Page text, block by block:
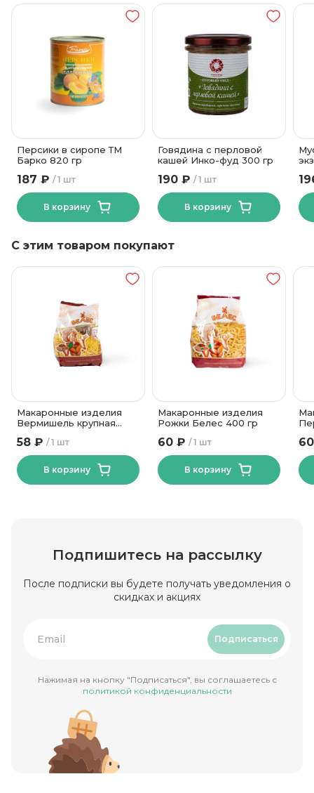
Бренд
ООО Квинфуд
Вид упаковки
Жестяная банка
Персики в сиропе ТМ
Барко 820 гр
1 шт
187 ₽
В корзину
Говядина с перловой
кашей Инко-фуд 300 гр
1 шт
190 ₽
В корзину
С этим товаром покупают
Макаронные изделия
Вермишель крупная
1 шт
58 ₽
В корзину
Макаронные изделия
Рожки Белес 400 гр
1 шт
60 ₽
В корзину
Подпишитесь на рассылку
После подписки вы будете получать уведомления о
скидках и акциях
Подписаться
Нажимая на кнопку "Подписаться", вы соглашаетесь с
политикой конфиденциальности